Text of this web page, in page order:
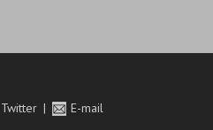
Twitter E-mail